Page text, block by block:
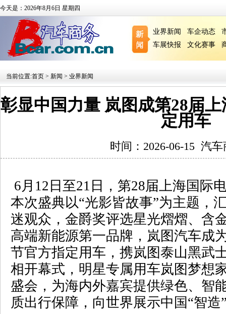
今天是：2026年8月6日 星期四
业界新闻 车企动态
车展快报
文化赛事
当前位置:首页 > 新闻 > 业界新闻
彰显中国力量 岚图成第28届
定用车
时间：2026-06-15 汽车
6月 12 日至21 日，第28届上海国际
本次盛典以“光影皆故事”为主题，
迷观众，金爵奖评选星光熠熠、含
高端新能源第一品牌，岚图汽车成
节官方指定用车，携岚图泰山黑武
相开幕式，明星专属用车岚图梦想
盛会，为海内外嘉宾提供绿色、智
质出行保障，向世界展示中国“智造